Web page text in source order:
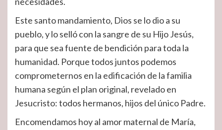
Este santo mandamiento, Dios se lo dio a su
pueblo, y lo selló con la sangre de su Hijo Jesús,
para que sea fuente de bendición para toda la
humanidad. Porque todos juntos podemos
comprometernos en la edificación de la familia
humana según el plan original, revelado en
Jesucristo: todos hermanos, hijos del único Padre.
Encomendamos hoy al amor maternal de María,